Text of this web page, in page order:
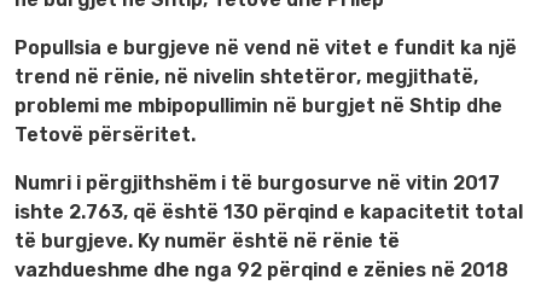
Popullsia e burgjeve në vend në vitet e fundit ka një
trend në rënie, në nivelin shtetëror, megjithatë,
problemi me mbipopullimin në burgjet në Shtip dhe
Tetovë përsëritet.
Numri i përgjithshëm i të burgosurve në vitin 2017
ishte 2.763, që është 130 përqind e kapacitetit total
të burgjeve. Ky numër është në rënie të
vazhdueshme dhe nga 92 përqind e zënies në 2018